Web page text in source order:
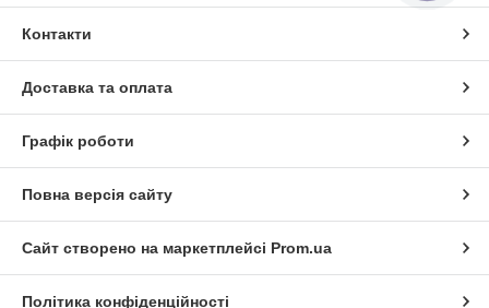
Контакти
Доставка та оплата
Графік роботи
Повна версія сайту
Сайт створено на маркетплейсі Prom.ua
Політика конфіденційності